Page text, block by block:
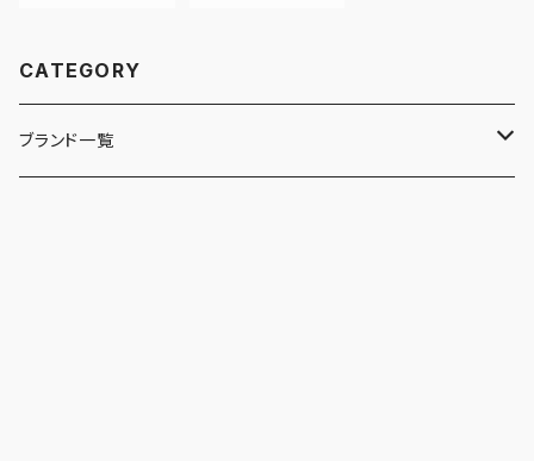
CATEGORY
ブランド一覧